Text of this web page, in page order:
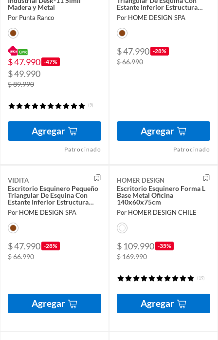
Madera y Metal
Por Punta Ranco
$ 47.990 -47%
$ 49.990
$ 89.990
(9)
Agregar
Patrocinado
Estante Inferior Estructura
Metálica
Por HOME DESIGN SPA
$ 47.990 -28%
$ 66.990
Agregar
Patrocinado
VIDITA
Escritorio Esquinero Pequeño
Triangular De Esquina Con
Estante Inferior Estructura
Metálica
Por HOME DESIGN SPA
$ 47.990 -28%
$ 66.990
Agregar
HOMER DESIGN
Escritorio Esquinero Forma L
Base Metal Oficina
140x60x75cm
Por HOMER DESIGN CHILE
$ 109.990 -35%
$ 169.990
(19)
Agregar